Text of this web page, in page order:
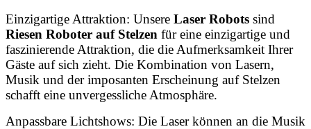
Einzigartige Attraktion: Unsere Laser Robots sind
Riesen Roboter auf Stelzen für eine einzigartige und
faszinierende Attraktion, die die Aufmerksamkeit Ihrer
Gäste auf sich zieht. Die Kombination von Lasern,
Musik und der imposanten Erscheinung auf Stelzen
schafft eine unvergessliche Atmosphäre.
Anpassbare Lichtshows: Die Laser können an die Musik